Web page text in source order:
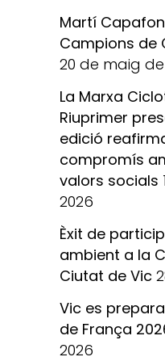
Martí
Campions de
20 de maig
La Marxa
Riuprimer
edició
compromís
valors socials
2026
Èxit de
ambient a la
Ciutat de Vic
Vic es
de França
2026